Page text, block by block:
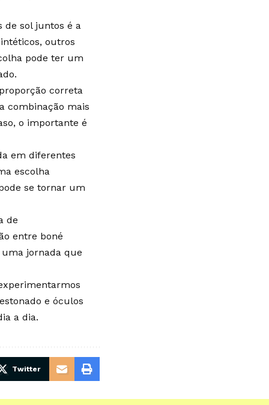
de sol juntos é a
outros
pode ter um
correta
combinação mais
o importante é
em diferentes
escolha
se tornar um
de
entre boné
jornada que
e óculos
a dia.
Twitter